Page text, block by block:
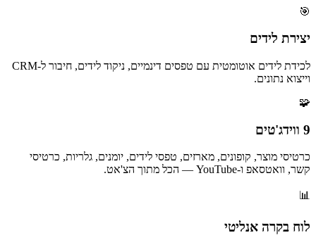
🎯
יצירת לידים
לכידת לידים אוטומטית עם טפסים דינמיים, ניקוד לידים, חיבור ל-CRM
וייצוא נתונים.
🧩
9 ווידג'טים
כרטיסי מוצר, קופונים, מארזים, טפסי לידים, יומנים, גלריות, כרטיסי
קשר, וואטסאפ ו-YouTube — הכל מתוך הצ'אט.
📊
לוח בקרה אנליטי